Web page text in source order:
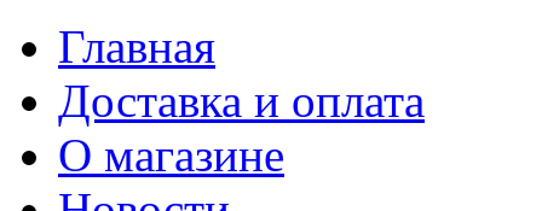
Главная
Доставка и оплата
О магазине